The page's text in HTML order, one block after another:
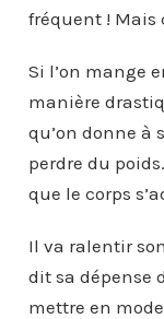
fréquent ! Mais
Si l’on mange
manière
qu’on donne à
perdre du
que le corps
Il va ralentir
dit sa dépense
mettre en